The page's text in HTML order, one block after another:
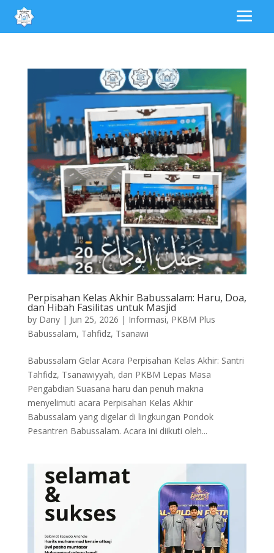
Perpisahan Kelas Akhir Babussalam: Haru, Doa,
dan Hibah Fasilitas untuk Masjid
by Dany| Jun 25, 2026 | Informasi, PKBM Plus
Babussalam, Tahfidz, Tsanawi
Babussalam Gelar Acara Perpisahan Kelas Akhir: Santri
Tahfidz, Tsanawiyyah, dan PKBM Lepas Masa
Pengabdian Suasana haru dan penuh makna
menyelimuti acara Perpisahan Kelas Akhir
Babussalam yang digelar di lingkungan Pondok
Pesantren Babussalam. Acara ini diikuti oleh...